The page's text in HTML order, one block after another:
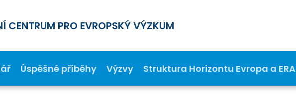
CENTRUM PRO EVROPSKÝ VÝZKUM
Úspěšné příběhy Výzvy Struktura Horizontu Evropa a ERA